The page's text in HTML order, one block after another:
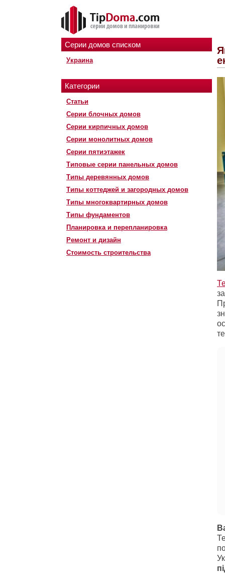
Серии домов списком
Украина
Категории
Статьи
Серии блочных домов
Серии кирпичных домов
Серии монолитных домов
Серии пятиэтажек
Типовые серии панельных домов
Типы деревянных домов
Типы коттеджей и загородных домов
Типы многоквартирных домов
Типы фундаментов
Планировка и перепланировка
Ремонт и дизайн
Стоимость строительства